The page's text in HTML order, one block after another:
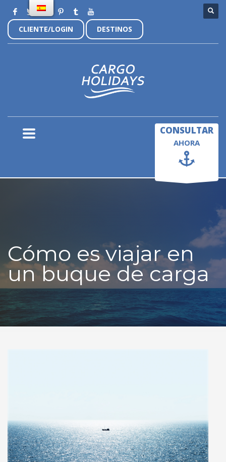
CLIENTE/LOGIN DESTINOS
CONSULTAR
AHORA
Cómo es viajar en
un buque de carga